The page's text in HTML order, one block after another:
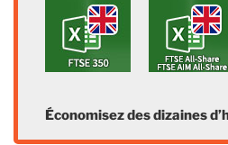
Économisez des dizaines